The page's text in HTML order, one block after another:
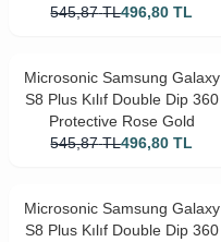
545,87 TL496,80 TL
Microsonic Samsung Galaxy
S8 Plus Kılıf Double Dip 360
Protective Rose Gold
545,87 TL496,80 TL
Microsonic Samsung Galaxy
S8 Plus Kılıf Double Dip 360